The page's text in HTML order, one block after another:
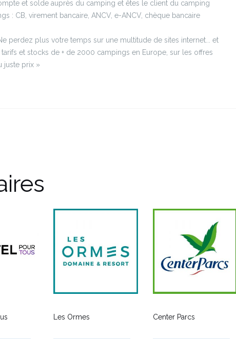
et solde auprès du camping et êtes le client du camping
: CB, virement bancaire, ANCV, e-ANCV, chèque bancaire
perdez plus votre temps sur une multitude de sites internet... et
et stocks de + de 2000 campings en Europe, sur les offres
juste prix »
Les Ormes Center Parcs